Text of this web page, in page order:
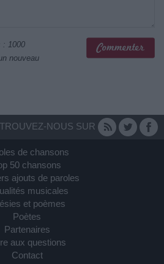
: 1000
nouveau
NOUS SUR
de chansons
50 chansons
ajouts de paroles
musicales
et poèmes
Poètes
Partenaires
aux questions
Contact